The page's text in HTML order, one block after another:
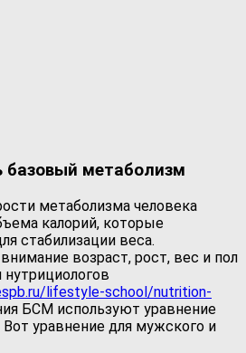
базовый метаболизм
метаболизма человека
калорий, которые
стабилизации веса.
возраст, рост, вес и пол
нутрициологов
lifestyle-school/nutrition-
БСМ используют уравнение
уравнение для мужского и